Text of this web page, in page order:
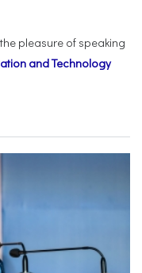
pleasure of speaking
and Technology